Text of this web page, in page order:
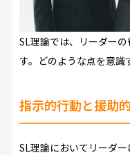
SL理論では、リーダー
す。どのような点を意識
指示的行動と援助
SL理論においてリーダ